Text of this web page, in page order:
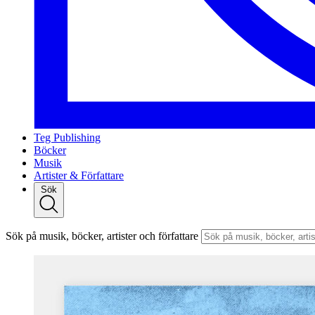
Teg Publishing
Böcker
Musik
Artister & Författare
Sök
Sök på musik, böcker, artister och författare